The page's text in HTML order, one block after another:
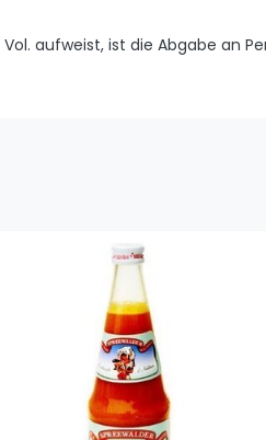
aufweist, ist die Abgabe an